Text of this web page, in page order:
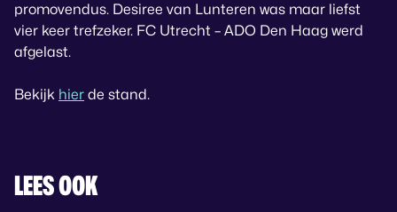
promovendus. Desiree van Lunteren was maar liefst
vier keer trefzeker. FC Utrecht – ADO Den Haag werd
afgelast.
Bekijk hier de stand.
LEES OOK